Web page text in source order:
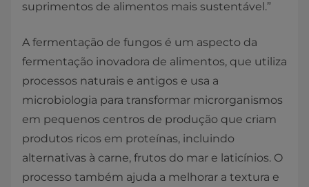
suprimentos de alimentos mais sustentável.”
A fermentação de fungos é um aspecto da
fermentação inovadora de alimentos, que utiliza
processos naturais e antigos e usa a
microbiologia para transformar microrganismos
em pequenos centros de produção que criam
produtos ricos em proteínas, incluindo
alternativas à carne, frutos do mar e laticínios. O
processo também ajuda a melhorar a textura e